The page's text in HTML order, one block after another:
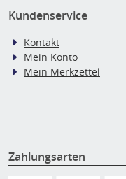
Kundenservice
Kontakt
Mein Konto
Mein Merkzettel
Zahlungsarten